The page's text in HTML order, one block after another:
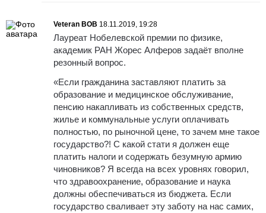
Veteran BOB 18.11.2019, 19:28
Лауреат Нобелевской премии по физике,
академик РАН Жорес Алферов задаёт вполне
резонный вопрос.
«Если гражданина заставляют платить за
образование и медицинское обслуживание,
пенсию накапливать из собственных средств,
жилье и коммунальные услуги оплачивать
полностью, по рыночной цене, то зачем мне такое
государство?! С какой стати я должен еще
платить налоги и содержать безумную армию
чиновников? Я всегда на всех уровнях говорил,
что здравоохранение, образование и наука
должны обеспечиваться из бюджета. Если
государство сваливает эту заботу на нас самих,